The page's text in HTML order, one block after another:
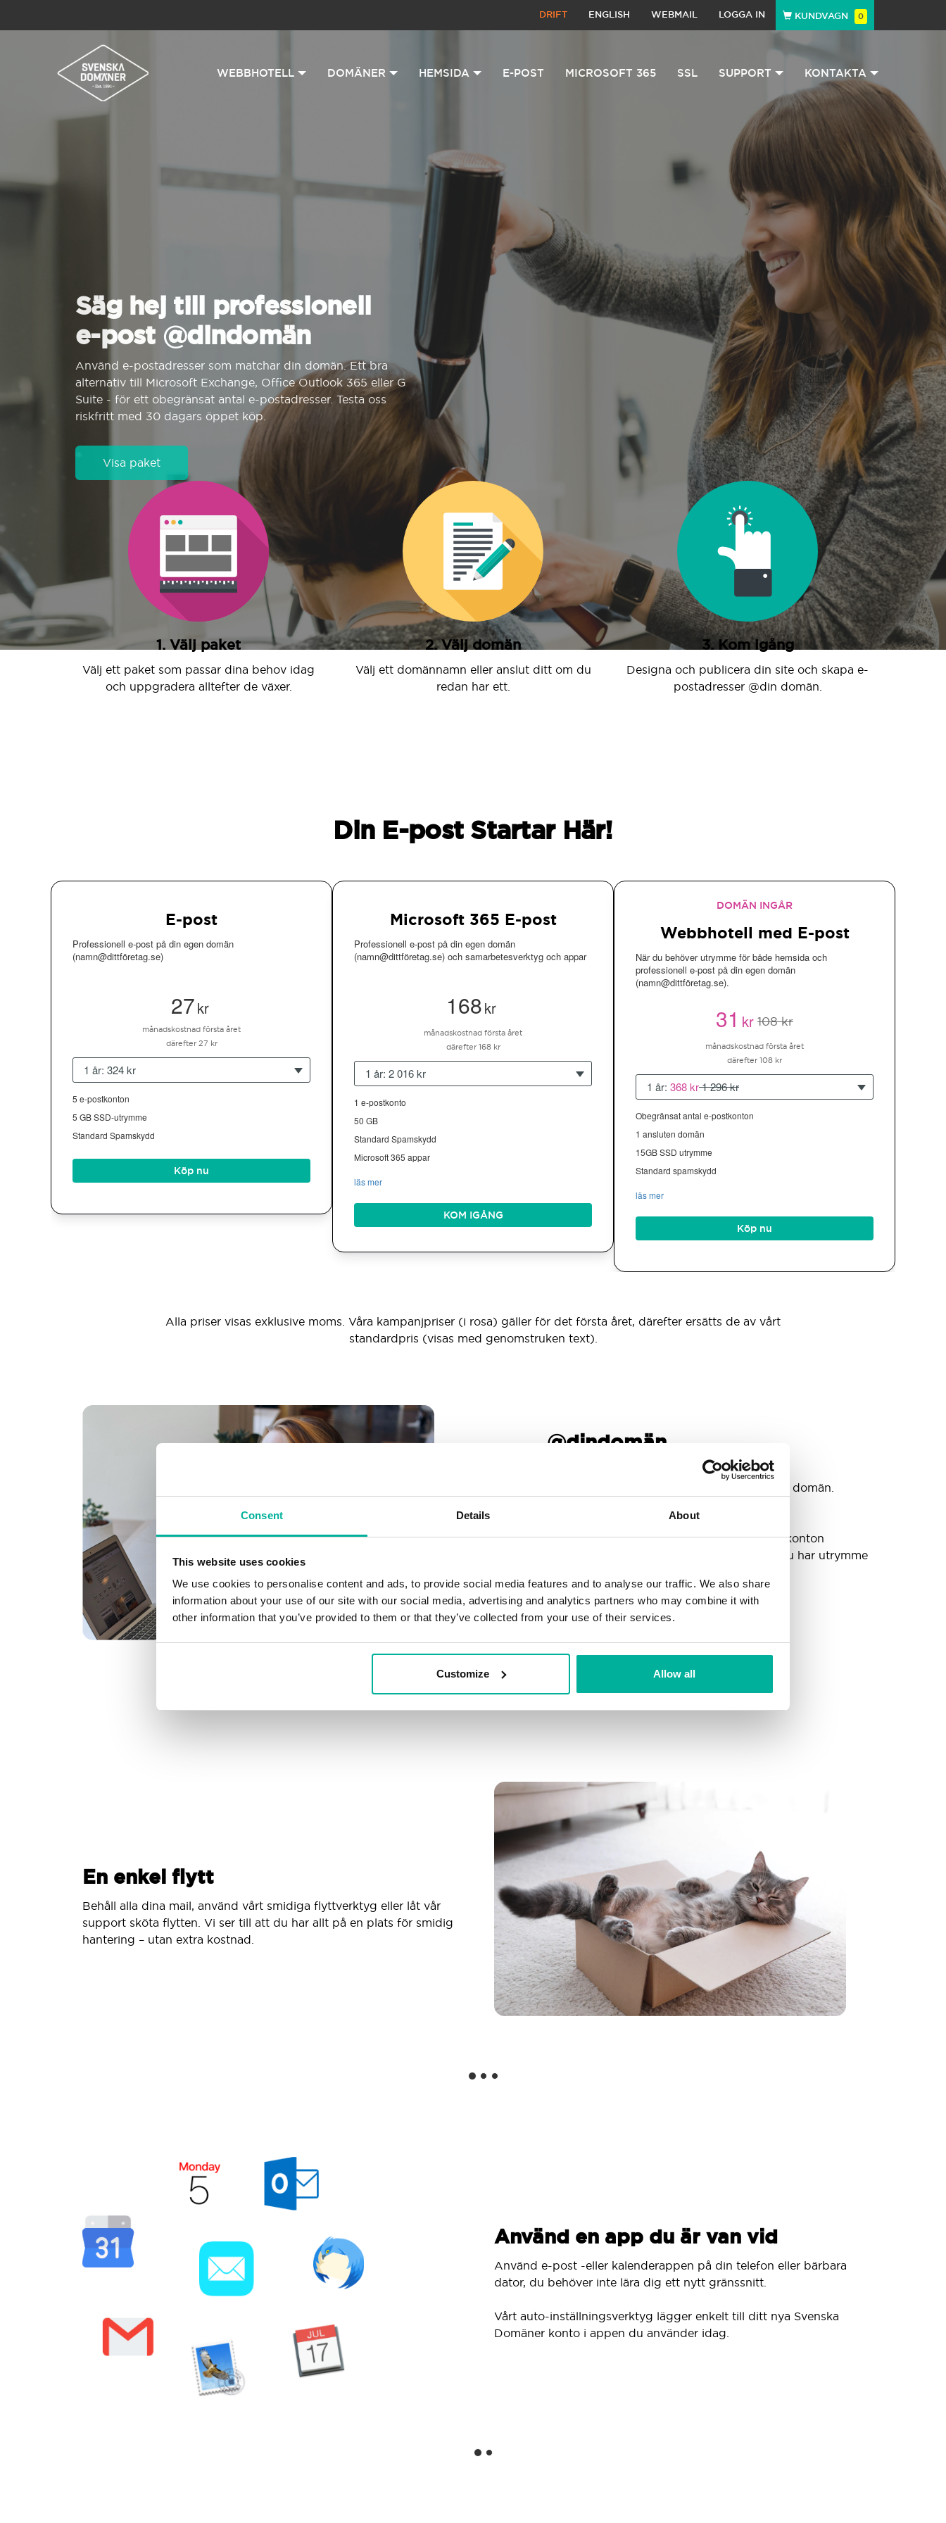
Consent Details About
This website uses cookies
We use cookies to personalise content and ads, to provide social media features and to analyse our traffic. We also share
information about your use of our site with our social media, advertising and analytics partners who may combine it with
other information that you’ve provided to them or that they’ve collected from your use of their services.
Customize Allow all
DRIFT ENGLISH WEBMAIL LOGGA IN KUNDVAGN 0
WEBBHOTELL DOMÄNER HEMSIDA E-POST MICROSOFT 365 SSL SUPPORT KONTAKTA
Säg hej till professionell
e-post @dindomän
Använd e-postadresser som matchar din domän. Ett bra
alternativ till Microsoft Exchange, Office Outlook 365 eller G
Suite - för ett obegränsat antal e-postadresser. Testa oss
riskfritt med 30 dagars öppet köp.
Visa paket
1. Välj paket
Välj ett paket som passar dina behov idag
och uppgradera alltefter de växer.
2. Välj domän
Välj ett domännamn eller anslut ditt om du
redan har ett.
3. Kom igång
Designa och publicera din site och skapa e-
postadresser @din domän.
Din E-post Startar Här!
E-post
Professionell e-post på din egen domän
(namn@dittföretag.se)
27kr
månadskostnad första året
därefter 27 kr
1 år: 324 kr
5 e-postkonton
5 GB SSD-utrymme
Standard Spamskydd
Köp nu
Microsoft 365 E-post
Professionell e-post på din egen domän
(namn@dittföretag.se) och samarbetesverktyg och appar
168kr
månadskostnad första året
därefter 168 kr
1 år: 2 016 kr
1 e-postkonto
50 GB
Standard Spamskydd
Microsoft 365 appar
läs mer
KOM IGÅNG
DOMÄN INGÅR
Webbhotell med E-post
När du behöver utrymme för både hemsida och
professionell e-post på din egen domän
(namn@dittföretag.se).
31kr 108 kr
månadskostnad första året
därefter 108 kr
1 år: 368 kr1 296 kr
Obegränsat antal e-postkonton
1 ansluten domän
15GB SSD utrymme
Standard spamskydd
läs mer
Köp nu
Alla priser visas exklusive moms. Våra kampanjpriser (i rosa) gäller för det första året, därefter ersätts de av vårt
standardpris (visas med genomstruken text).
_ _ _ @dindomän
Skapa så manga e-postkonton som du behöver @din domän.
Oroa dig inte för att fylla din inkorg eller behöva fler konton
allteftersom din verksamhet växer. Vi har sett till att du har utrymme
Koppla flera domäner
Koppla valfri domän till din inkorg.
En enkel flytt
Behåll alla dina mail, använd vårt smidiga flyttverktyg eller låt vår
support sköta flytten. Vi ser till att du har allt på en plats för smidig
hantering – utan extra kostnad.
Använd en app du är van vid
Använd e-post -eller kalenderappen på din telefon eller bärbara
dator, du behöver inte lära dig ett nytt gränssnitt.
Vårt auto-inställningsverktyg lägger enkelt till ditt nya Svenska
Domäner konto i appen du använder idag.